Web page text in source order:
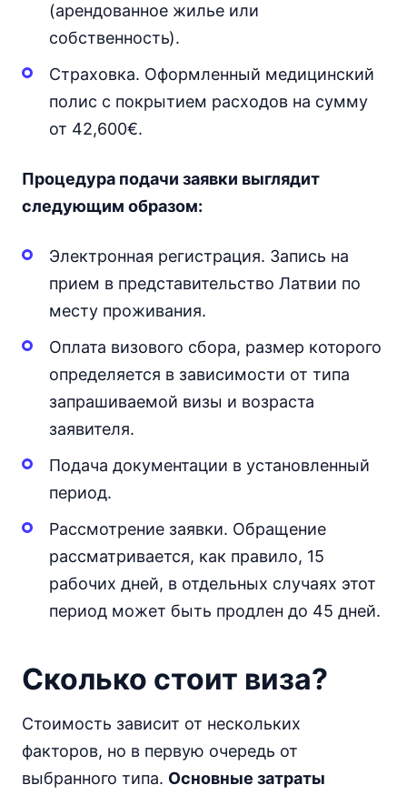
(арендованное жилье или
собственность).
Страховка. Оформленный медицинский
полис с покрытием расходов на сумму
от 42,600€.
Процедура подачи заявки выглядит
следующим образом:
Электронная регистрация. Запись на
прием в представительство Латвии по
месту проживания.
Оплата визового сбора, размер которого
определяется в зависимости от типа
запрашиваемой визы и возраста
заявителя.
Подача документации в установленный
период.
Рассмотрение заявки. Обращение
рассматривается, как правило, 15
рабочих дней, в отдельных случаях этот
период может быть продлен до 45 дней.
Сколько стоит виза?
Стоимость зависит от нескольких
факторов, но в первую очередь от
выбранного типа. Основные затраты